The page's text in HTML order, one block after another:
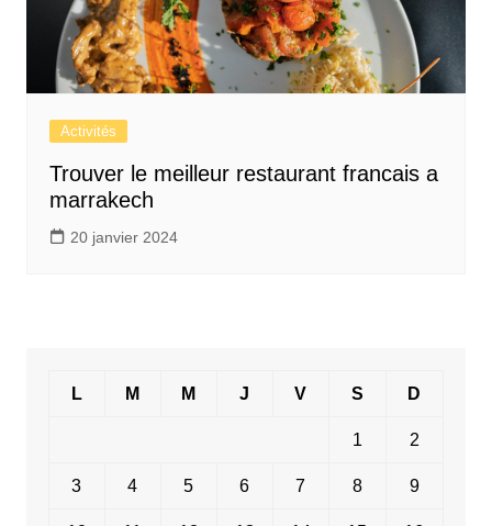
Activités
Trouver le meilleur restaurant francais a
marrakech
20 janvier 2024
L M M J V S D
1 2
3 4 5 6 7 8 9